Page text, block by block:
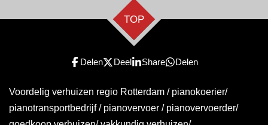
TOP
Delen Deel Share Delen
Voordelig verhuizen regio Rotterdam / pianokoerier/
pianotransportbedrijf / pianovervoer / pianovervoerder/